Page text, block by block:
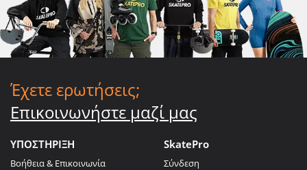
Έχετε ερωτήσεις;
Επικοινωνήστε μαζί μας
ΥΠΟΣΤΗΡΙΞΗ
Βοήθεια & Επικοινωνία
SkatePro
Σύνδεση